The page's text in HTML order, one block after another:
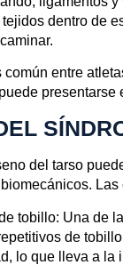
dentro de
común entre
presentarse
del tarso
tobillo: Una de
de
lo que lleva a la